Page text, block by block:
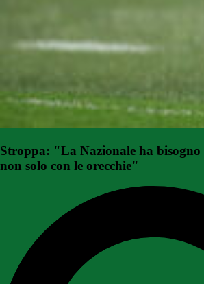
Stroppa: "La Nazionale ha
non solo con le orecchie"